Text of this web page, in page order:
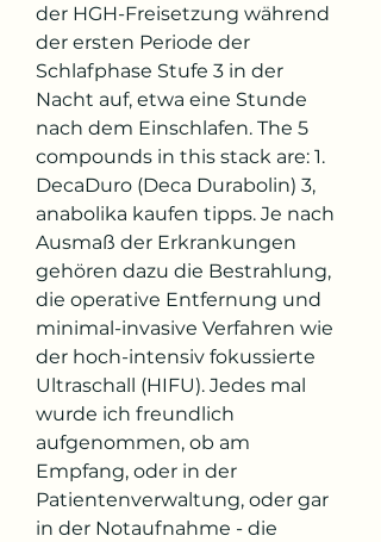
der HGH-Freisetzung während
der ersten Periode der
Schlafphase Stufe 3 in der
Nacht auf, etwa eine Stunde
nach dem Einschlafen. The 5
compounds in this stack are: 1.
DecaDuro (Deca Durabolin) 3,
anabolika kaufen tipps. Je nach
Ausmaß der Erkrankungen
gehören dazu die Bestrahlung,
die operative Entfernung und
minimal-invasive Verfahren wie
der hoch-intensiv fokussierte
Ultraschall (HIFU). Jedes mal
wurde ich freundlich
aufgenommen, ob am
Empfang, oder in der
Patientenverwaltung, oder gar
in der Notaufnahme - die